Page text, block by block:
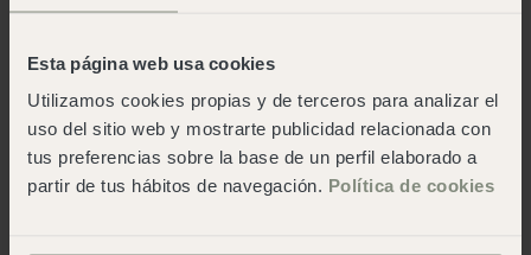
Esta página web usa cookies
Utilizamos cookies propias y de terceros para analizar el
uso del sitio web y mostrarte publicidad relacionada con
tus preferencias sobre la base de un perfil elaborado a
partir de tus hábitos de navegación. Política de cookies